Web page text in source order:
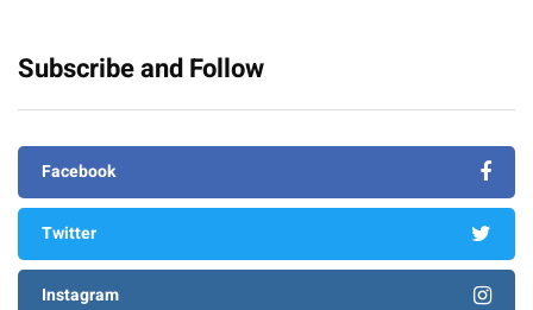
Subscribe and Follow
Facebook
Twitter
Instagram